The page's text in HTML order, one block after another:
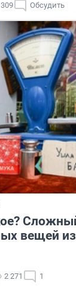
Обсудить
вещей
2 271 1